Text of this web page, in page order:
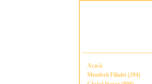
Acasă
Membrii Filialei (294)